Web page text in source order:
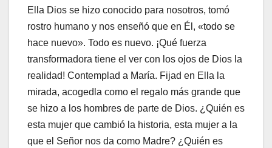
Ella Dios se hizo conocido para nosotros, tomó
rostro humano y nos enseñó que en Él, «todo se
hace nuevo». Todo es nuevo. ¡Qué fuerza
transformadora tiene el ver con los ojos de Dios la
realidad! Contemplad a María. Fijad en Ella la
mirada, acogedla como el regalo más grande que
se hizo a los hombres de parte de Dios. ¿Quién es
esta mujer que cambió la historia, esta mujer a la
que el Señor nos da como Madre? ¿Quién es